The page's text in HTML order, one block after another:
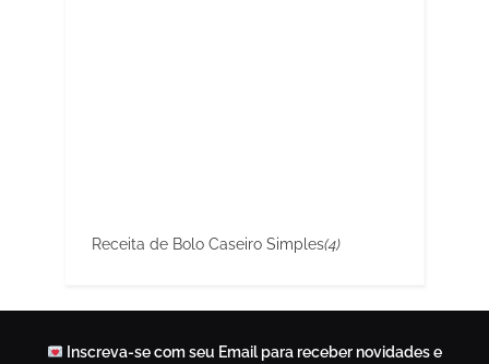
Receita de Bolo Caseiro Simples(4)
Inscreva-se com seu Email para receber novidades e